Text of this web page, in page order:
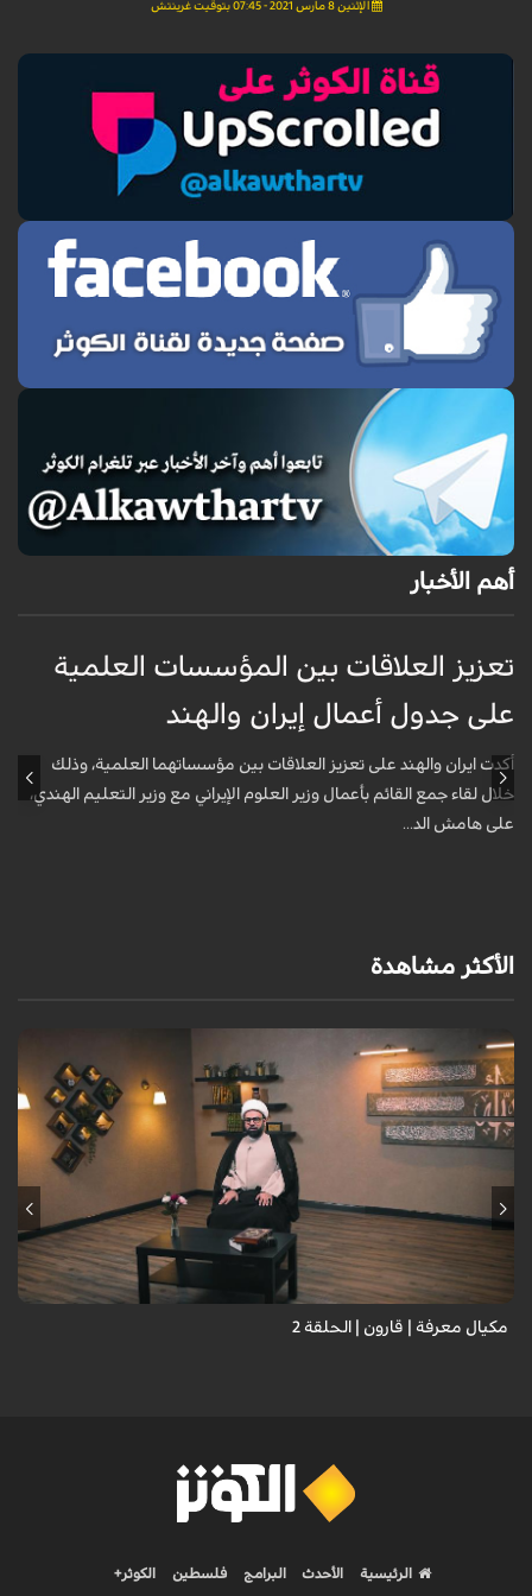
الإثنين 8 مارس 2021 - 07:45 بتوقيت غرينتش
أهم الأخبار
تعزيز العلاقات بين المؤسسات العلمية
على جدول أعمال إيران والهند
أكدت ايران والهند على تعزيز العلاقات بين مؤسساتهما العلمية، وذلك
خلال لقاء جمع القائم بأعمال وزير العلوم الإيراني مع وزير التعليم الهندي،
على هامش الد...
الأكثر مشاهدة
مكيال معرفة | قارون | الحلقة 2
الرئيسية الأحدث البرامج فلسطين الكوثر+